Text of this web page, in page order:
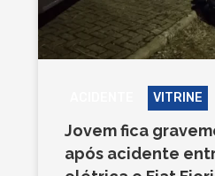
VITRINE
Jovem fica
após acidente